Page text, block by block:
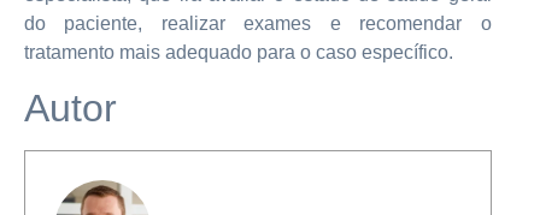
do paciente, realizar exames e recomendar o
tratamento mais adequado para o caso específico.
Autor